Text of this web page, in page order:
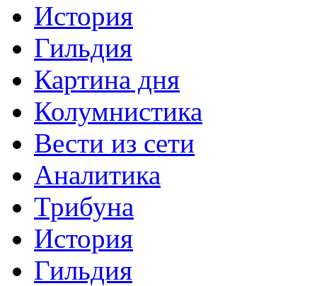
История
Гильдия
Картина дня
Колумнистика
Вести из сети
Аналитика
Трибуна
История
Гильдия